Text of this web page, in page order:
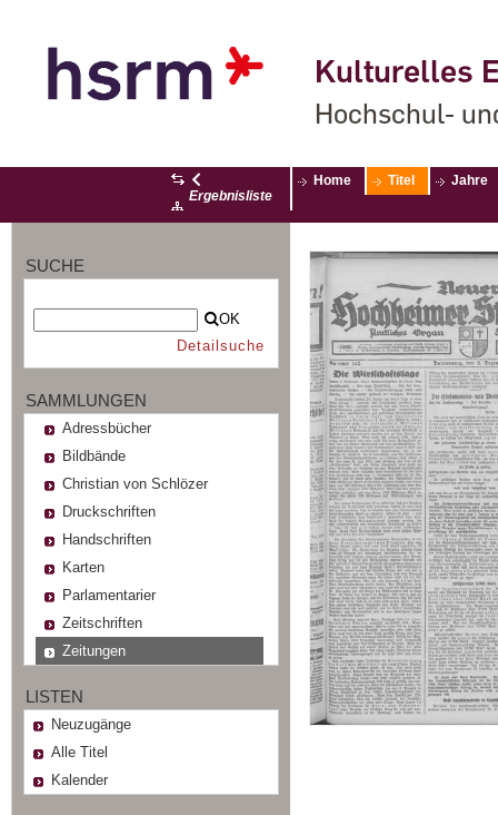
Kulturelles
Hochschul-
Ergebnisliste
Home Titel Jahre
SUCHE
OK
Detailsuche
SAMMLUNGEN
Adressbücher
Bildbände
Christian von Schlözer
Druckschriften
Handschriften
Karten
Parlamentarier
Zeitschriften
Zeitungen
LISTEN
Neuzugänge
Alle Titel
Kalender